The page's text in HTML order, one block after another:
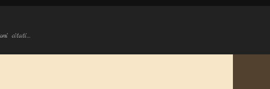
citati…